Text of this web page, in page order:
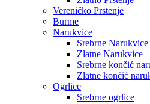
Vereničko Prstenje
Burme
Narukvice
Srebrne Narukvice
Zlatne Narukvice
Srebrne končić
Zlatne končić
Ogrlice
Srebrne ogrlice